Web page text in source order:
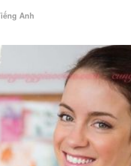
Anh